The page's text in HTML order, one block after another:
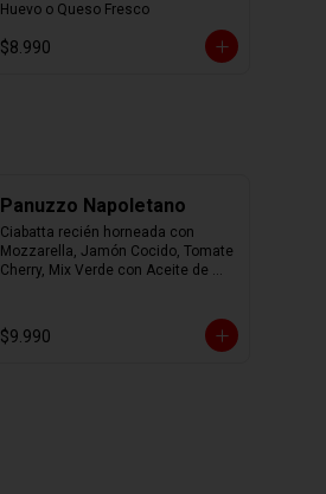
Huevo o Queso Fresco
$8.990
Panuzzo Napoletano
Ciabatta recién horneada con
Mozzarella, Jamón Cocido, Tomate
Cherry, Mix Verde con Aceite de
$9.990